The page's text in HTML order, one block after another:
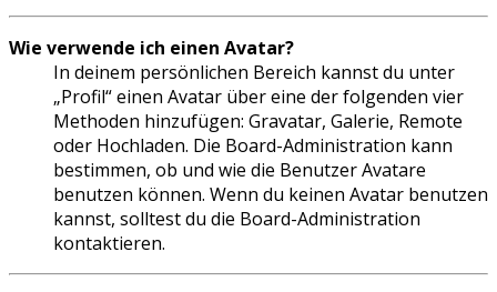
Wie verwende ich einen Avatar?
In deinem persönlichen Bereich kannst du unter
„Profil“ einen Avatar über eine der folgenden vier
Methoden hinzufügen: Gravatar, Galerie, Remote
oder Hochladen. Die Board-Administration kann
bestimmen, ob und wie die Benutzer Avatare
benutzen können. Wenn du keinen Avatar benutzen
kannst, solltest du die Board-Administration
kontaktieren.